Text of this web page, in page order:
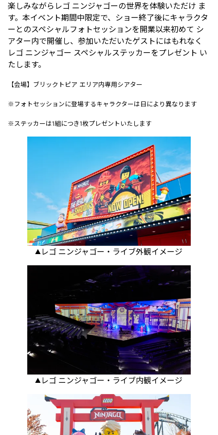
楽しみながらレゴ ニンジャゴーの世界を体験いただけ ま
す。本イベント期間中限定で、ショー終了後にキャラクタ
ーとのスペシャルフォトセッションを開業以来初めて シ
アター内で開催し、参加いただいたゲストにはもれなく
レゴ ニンジャゴー スペシャルステッカーをプレゼント い
たします。
【会場】ブリックトピア エリア内専用シアター
※フォトセッションに登場するキャラクターは日により異なります
※ステッカーは1組につき1枚プレゼントいたします
▲レゴ ニンジャゴー・ライブ外観イメージ
▲レゴ ニンジャゴー・ライブ内観イメージ